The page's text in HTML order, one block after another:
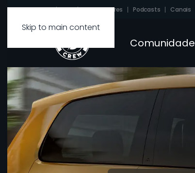
Skip to main content
Sobre FAQ Carregadores Podcasts Canais
Comunidade